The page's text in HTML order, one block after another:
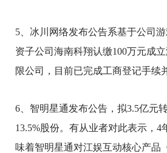
5、冰川网络发布公告系基于公司
资子公司海南科翔认缴100万元成
限公司，目前已完成工商登记手续
6、智明星通发布公告，拟3.5亿元
13.5%股份。有从业者对此表示，4
味着智明星通对江娱互动核心产品